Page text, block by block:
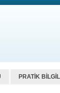
PRATİK